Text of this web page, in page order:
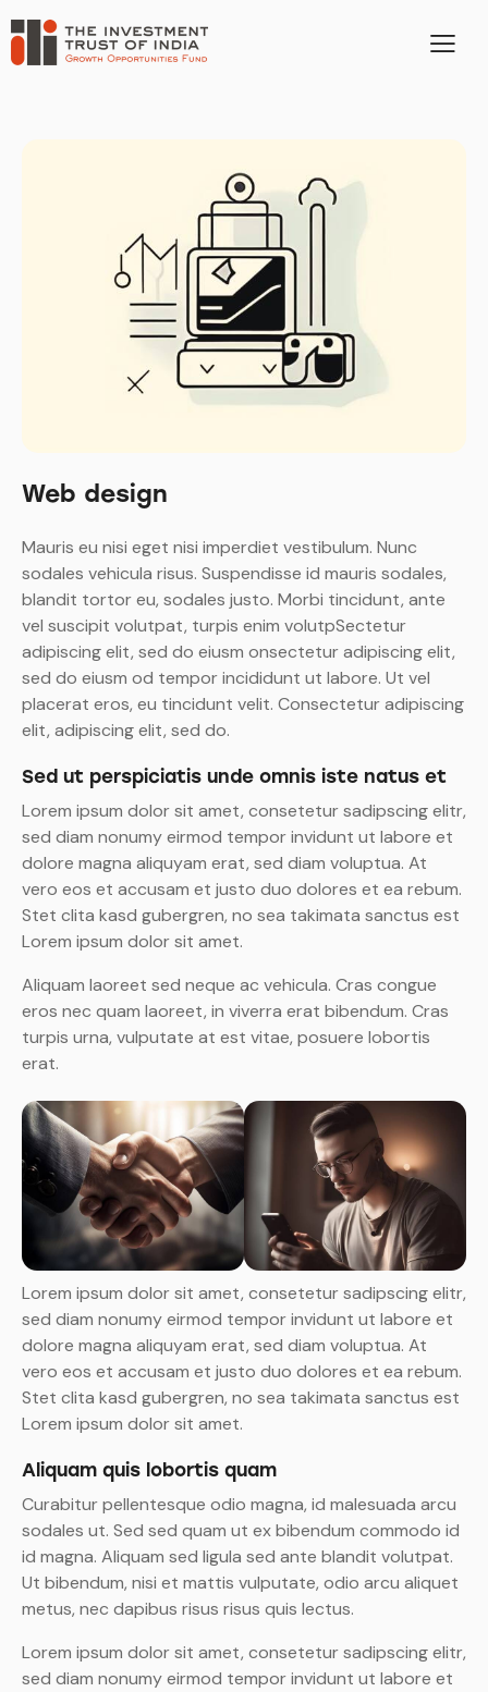
Web design
Mauris eu nisi eget nisi imperdiet vestibulum. Nunc
sodales vehicula risus. Suspendisse id mauris sodales,
blandit tortor eu, sodales justo. Morbi tincidunt, ante
vel suscipit volutpat, turpis enim volutpSectetur
adipiscing elit, sed do eiusm onsectetur adipiscing elit,
sed do eiusm od tempor incididunt ut labore. Ut vel
placerat eros, eu tincidunt velit. Consectetur adipiscing
elit, adipiscing elit, sed do.
Sed ut perspiciatis unde omnis iste natus et
Lorem ipsum dolor sit amet, consetetur sadipscing elitr,
sed diam nonumy eirmod tempor invidunt ut labore et
dolore magna aliquyam erat, sed diam voluptua. At
vero eos et accusam et justo duo dolores et ea rebum.
Stet clita kasd gubergren, no sea takimata sanctus est
Lorem ipsum dolor sit amet.
Aliquam laoreet sed neque ac vehicula. Cras congue
eros nec quam laoreet, in viverra erat bibendum. Cras
turpis urna, vulputate at est vitae, posuere lobortis
erat.
Lorem ipsum dolor sit amet, consetetur sadipscing elitr,
sed diam nonumy eirmod tempor invidunt ut labore et
dolore magna aliquyam erat, sed diam voluptua. At
vero eos et accusam et justo duo dolores et ea rebum.
Stet clita kasd gubergren, no sea takimata sanctus est
Lorem ipsum dolor sit amet.
Aliquam quis lobortis quam
Curabitur pellentesque odio magna, id malesuada arcu
sodales ut. Sed sed quam ut ex bibendum commodo id
id magna. Aliquam sed ligula sed ante blandit volutpat.
Ut bibendum, nisi et mattis vulputate, odio arcu aliquet
metus, nec dapibus risus risus quis lectus.
Lorem ipsum dolor sit amet, consetetur sadipscing elitr,
sed diam nonumy eirmod tempor invidunt ut labore et